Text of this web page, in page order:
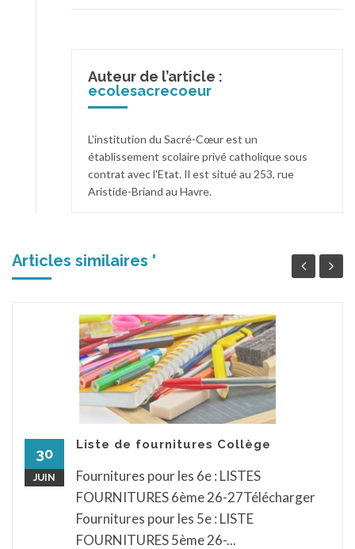
Auteur de l’article :
ecolesacrecoeur
L'institution du Sacré-Cœur est un
établissement scolaire privé catholique sous
contrat avec l'Etat. Il est situé au 253, rue
Aristide-Briand au Havre.
Articles similaires '
30
JUIN
Liste de fournitures Collège
Fournitures pour les 6e : LISTES
FOURNITURES 6ème 26-27Télécharger
Fournitures pour les 5e : LISTE
FOURNITURES 5ème 26-...